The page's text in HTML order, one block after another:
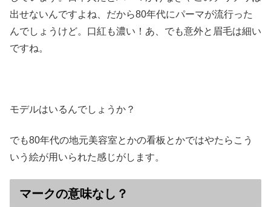
出せないんですよね、だから80年代にパーマが流行った
んでしょうけど。口紅も濃い！あ、でも意外と眉毛は細い
ですね。
モデルはいるんでしょうか？
でも80年代の地元美容室とかの看板とかではやたらこう
いう絵が用いられた感じがします。
マークの意味なし？